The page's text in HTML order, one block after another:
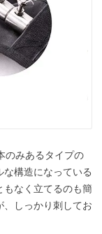
のみあるタイプの
構造になっている
もなく立てるのも簡
しっかり刺してお